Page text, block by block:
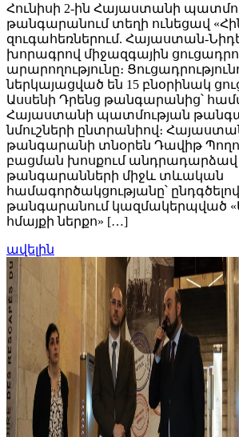
Հունիսի 2-ին Հայաստանի
թանգարանում տեղի ունեցավ
զուգահեռներում. Հայաստան-
խորագրով միջազգային
արարողությունը։
ներկայացված են 15 բնօրինակ
Ասսենի Դրենց թանգարանից՝
Հայաստանի պատմության
նմուշների ընտրանիով։
թանգարանի տնօրեն Դավիթ
բացման խոսքում անդրադարձավ
թանգարանների միջև տևական
համագործակցությանը՝ ընդգծելով
թանգարանում կազմակերպված
հմայքի ներքո» […]
ավելին